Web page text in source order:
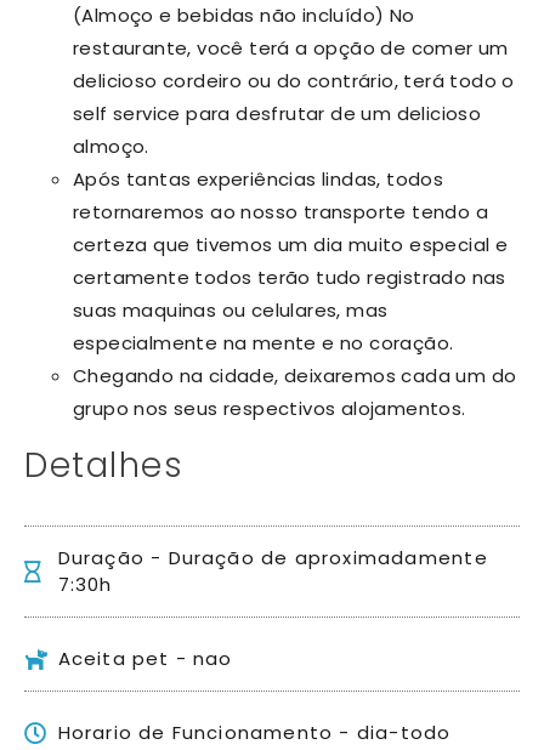
(Almoço e bebidas não incluído) No
restaurante, você terá a opção de comer um
delicioso cordeiro ou do contrário, terá todo o
self service para desfrutar de um delicioso
almoço.
Após tantas experiências lindas, todos
retornaremos ao nosso transporte tendo a
certeza que tivemos um dia muito especial e
certamente todos terão tudo registrado nas
suas maquinas ou celulares, mas
especialmente na mente e no coração.
Chegando na cidade, deixaremos cada um do
grupo nos seus respectivos alojamentos.
Detalhes
Duração - Duração de aproximadamente
7:30h
Aceita pet - nao
Horario de Funcionamento - dia-todo